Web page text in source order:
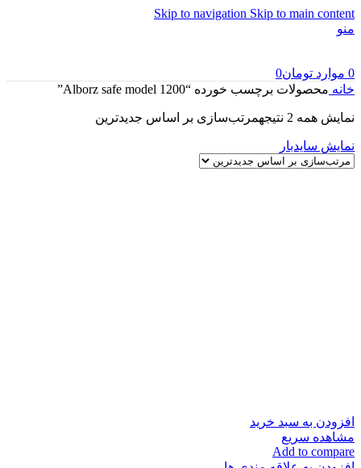
Skip to navigation Skip to main content
منو
0 موارد تومان0
خانه محصولات برچسب خورده “Alborz safe model 1200”
نمایش همه 2 نتیجه مرتب‌سازی بر اساس جدیدترین
نمایش سایدبار
افزودن به سبد خرید
مشاهده سریع
Add to compare